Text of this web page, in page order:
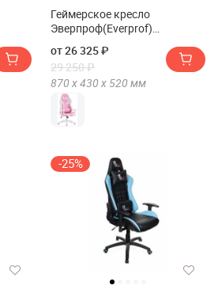
Геймерское кресло
Эверпроф(Everprof)
от 26 325 ₽
29 250 ₽
870 х430 х 520 мм
-25%